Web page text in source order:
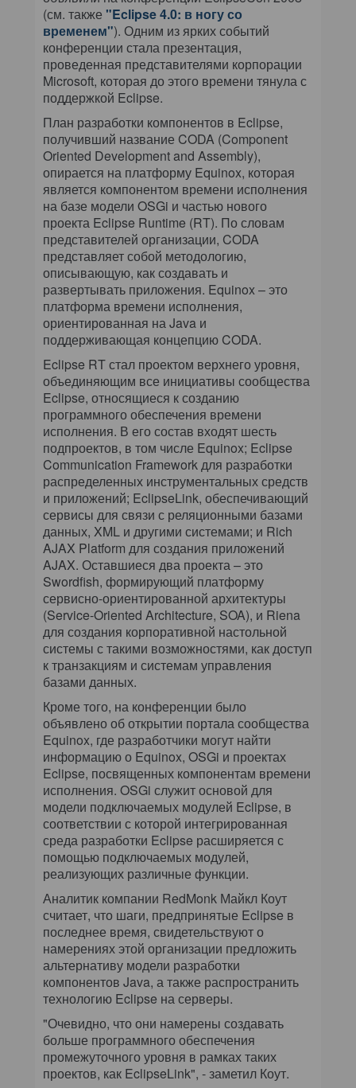
КОМПЬЮТЕРНЫЙ МИР
ПАРТНЕРСКИЕ ПРОЕКТЫ
ИТ-КАЛЕНДАРЬ
ПРЕСС-РЕЛИЗЫ
АРХИВ ЖУРНАЛОВ
(см. также "Eclipse 4.0: в ногу со
временем"). Одним из ярких событий
конференции стала презентация,
проведенная представителями корпорации
Microsoft, которая до этого времени тянула с
поддержкой Eclipse.
План разработки компонентов в Eclipse,
получивший название CODA (Component
Oriented Development and Assembly),
опирается на платформу Equinox, которая
является компонентом времени исполнения
на базе модели OSGi и частью нового
проекта Eclipse Runtime (RT). По словам
представителей организации, CODA
представляет собой методологию,
описывающую, как создавать и
развертывать приложения. Equinox – это
платформа времени исполнения,
ориентированная на Java и
поддерживающая концепцию CODA.
Eclipse RT стал проектом верхнего уровня,
объединяющим все инициативы сообщества
Eclipse, относящиеся к созданию
программного обеспечения времени
исполнения. В его состав входят шесть
подпроектов, в том числе Equinox; Eclipse
Communication Framework для разработки
распределенных инструментальных средств
и приложений; EclipseLink, обеспечивающий
сервисы для связи с реляционными базами
данных, XML и другими системами; и Rich
AJAX Platform для создания приложений
AJAX. Оставшиеся два проекта – это
Swordfish, формирующий платформу
сервисно-ориентированной архитектуры
(Service-Oriented Architecture, SOA), и Riena
для создания корпоративной настольной
системы с такими возможностями, как доступ
к транзакциям и системам управления
базами данных.
Кроме того, на конференции было
объявлено об открытии портала сообщества
Equinox, где разработчики могут найти
информацию о Equinox, OSGi и проектах
Eclipse, посвященных компонентам времени
исполнения. OSGi служит основой для
модели подключаемых модулей Eclipse, в
соответствии с которой интегрированная
среда разработки Eclipse расширяется с
помощью подключаемых модулей,
реализующих различные функции.
Аналитик компании RedMonk Майкл Коут
считает, что шаги, предпринятые Eclipse в
последнее время, свидетельствуют о
намерениях этой организации предложить
альтернативу модели разработки
компонентов Java, а также распространить
технологию Eclipse на серверы.
"Очевидно, что они намерены создавать
больше программного обеспечения
промежуточного уровня в рамках таких
проектов, как EclipseLink", - заметил Коут.